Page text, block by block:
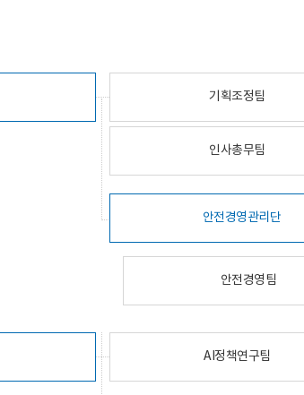
기획조정팀
인사총무팀
안전경영관리단
안전경영팀
AI정책연구팀